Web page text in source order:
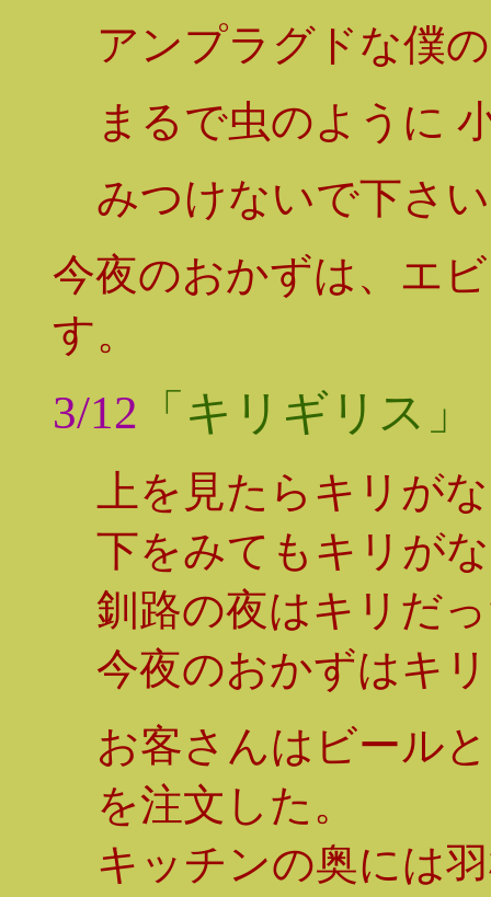
アンプラグドな僕
まるで虫のように
みつけないで下さ
今夜のおかずは、エ
す。
3/12 「キリギリス」
上を見たらキリが
下をみてもキリが
釧路の夜はキリだ
今夜のおかずはキ
お客さんはビール
を注文した。
キッチンの奥には